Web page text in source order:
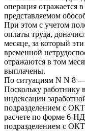
операция отражается
представляемом
При этом с учетом
оплаты труда,
месяце, за который
временной
отражаются в том
выплачены.
По ситуациям N N 8
Поскольку работнику
индексации
подразделением с
расчете по форме 6-
подразделением с